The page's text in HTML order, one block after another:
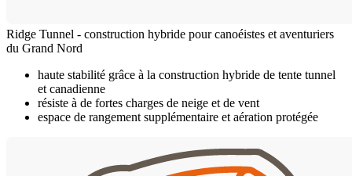
Ridge Tunnel - construction hybride pour canoéistes et aventuriers
du Grand Nord
haute stabilité grâce à la construction hybride de tente tunnel
et canadienne
résiste à de fortes charges de neige et de vent
espace de rangement supplémentaire et aération protégée